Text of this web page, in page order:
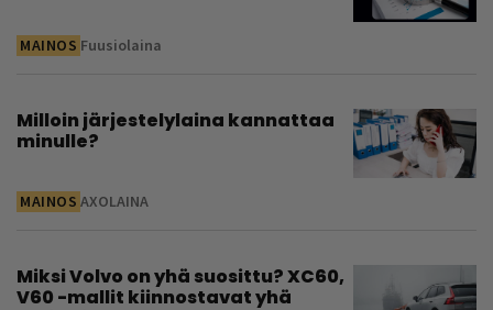
MAINOS Fuusiolaina
Milloin järjestelylaina kannattaa
minulle?
MAINOS AXOLAINA
Miksi Volvo on yhä suosittu? XC60,
V60 -mallit kiinnostavat yhä